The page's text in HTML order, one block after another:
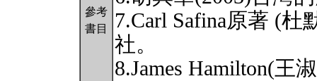
參考
書目
7.Carl Safina原著 (
社。
8.James Hamilton(王